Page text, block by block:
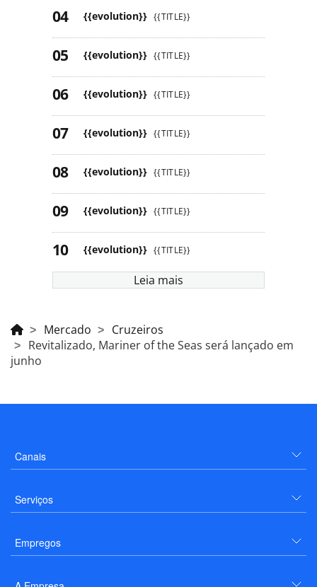
{{evolution}} {{TITLE}}
{{evolution}} {{TITLE}}
{{evolution}} {{TITLE}}
{{evolution}} {{TITLE}}
{{evolution}} {{TITLE}}
{{evolution}} {{TITLE}}
{{evolution}} {{TITLE}}
Leia mais
Mercado
Cruzeiros
Revitalizado, Mariner of the Seas será lançado em
junho
Canais
Serviços
Empregos